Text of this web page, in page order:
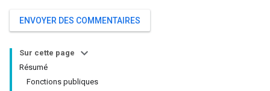
ENVOYER DES COMMENTAIRES
Sur cette page
Résumé
Fonctions publiques